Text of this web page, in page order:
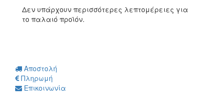
Δεν υπάρχουν περισσότερες λεπτομέρειες για
το παλαιό προϊόν.
Αποστολή
Πληρωμή
Επικοινωνία